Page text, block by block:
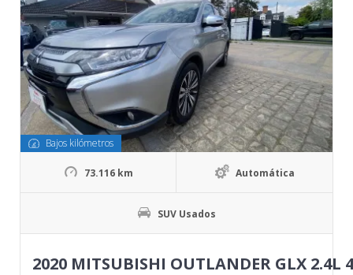
Bajos kilómetros
73.116 km Automática
SUV Usados
2020 MITSUBISHI OUTLANDER GLX 2.4L